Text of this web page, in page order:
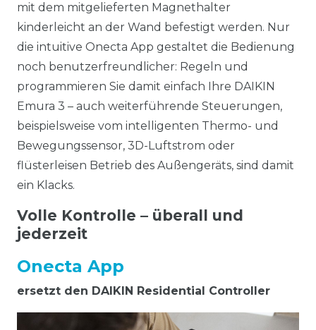
mit dem mitgelieferten Magnethalter
kinderleicht an der Wand befestigt werden. Nur
die intuitive Onecta App gestaltet die Bedienung
noch benutzerfreundlicher: Regeln und
programmieren Sie damit einfach Ihre DAIKIN
Emura 3 – auch weiterführende Steuerungen,
beispielsweise vom intelligenten Thermo- und
Bewegungssensor, 3D-Luftstrom oder
flüsterleisen Betrieb des Außengeräts, sind damit
ein Klacks.
Volle Kontrolle – überall und
jederzeit
Onecta App
ersetzt den DAIKIN Residential Controller